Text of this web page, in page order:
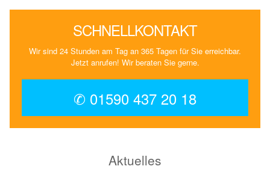
SCHNELLKONTAKT
Wir sind 24 Stunden am Tag an 365 Tagen für Sie erreichbar.
Jetzt anrufen! Wir beraten Sie gerne.
✆ 01590 437 20 18
Aktuelles